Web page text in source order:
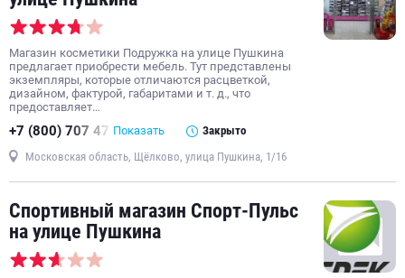
купальники
футболки
девочки
интернет-магазин одежды
интернет-магазин обуви с доставкой
серёжки
визитницы
браслеты мужские рубашки
серебряные браслеты
Магазин косметики Подружка на улице Пушкина
предлагает приобрести мебель. Тут представлены
экземпляры, которые отличаются расцветкой,
дизайном, фактурой, габаритами и т. д., что
предоставляет…
+7 (800) 707 47 Показать Закрыто
Московская область, Щёлково, улица Пушкина, 1/16
Спортивный магазин Спорт-Пульс
на улице Пушкина